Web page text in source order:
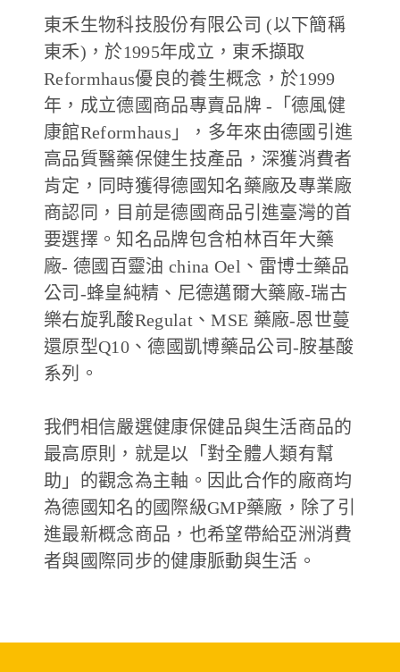
東禾生物科技股份有限公司 (以下簡稱
東禾)，於1995年成立，東禾擷取
Reformhaus優良的養生概念，於1999
年，成立德國商品專賣品牌 -「德風健
康館Reformhaus」，多年來由德國引進
高品質醫藥保健生技產品，深獲消費者
肯定，同時獲得德國知名藥廠及專業廠
商認同，目前是德國商品引進臺灣的首
要選擇。知名品牌包含柏林百年大藥
廠- 德國百靈油 china Oel、雷博士藥品
公司-蜂皇純精、尼德邁爾大藥廠-瑞古
樂右旋乳酸Regulat、MSE 藥廠-恩世蔓
還原型Q10、德國凱博藥品公司-胺基酸
系列。
我們相信嚴選健康保健品與生活商品的
最高原則，就是以「對全體人類有幫
助」的觀念為主軸。因此合作的廠商均
為德國知名的國際級GMP藥廠，除了引
進最新概念商品，也希望帶給亞洲消費
者與國際同步的健康脈動與生活。